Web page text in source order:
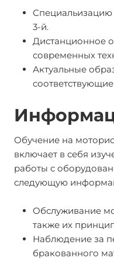
3-й.
Дистанционное
современных
Актуальные
Обучение на
включает в себя
работы с
следующую
Обслуживание
также их
Наблюдение за
бракованного